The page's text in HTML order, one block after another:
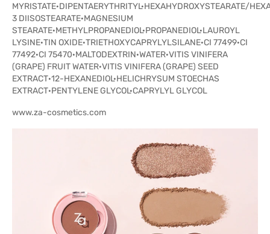
MYRISTATE·DIPENTAERYTHRITYL·HEXAHYDROXYSTEARATE/
3 DIISOSTEARATE·MAGNESIUM
STEARATE·METHYLPROPANEDIOL·PROPANEDIOL·LAUROYL
LYSINE·TIN OXIDE·TRIETHOXYCAPRYLYLSILANE·CI 77499·CI
77492·CI 75470·MALTODEXTRIN·WATER·VITIS VINIFERA
(GRAPE) FRUIT WATER·VITIS VINIFERA (GRAPE) SEED
EXTRACT·12-HEXANEDIOL·HELICHRYSUM STOECHAS
EXTRACT·PENTYLENE GLYCOL·CAPRYLYL GLYCOL
www.za-cosmetics.com